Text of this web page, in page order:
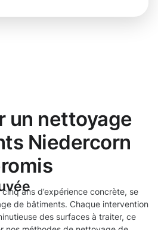
un nettoyage
Niedercorn
ans d’expérience concrète, se
de bâtiments. Chaque intervention
des surfaces à traiter, ce